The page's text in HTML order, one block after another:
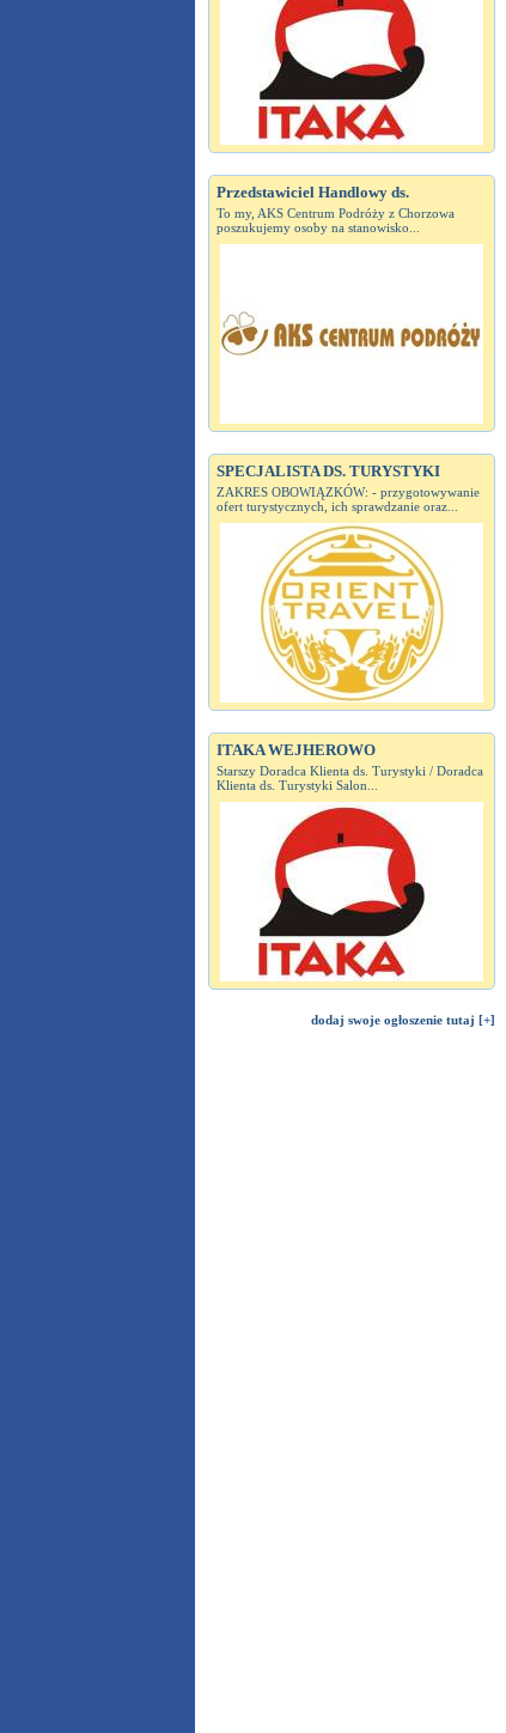
Przedstawiciel Handlowy ds.
To my, AKS Centrum Podróży z Chorzowa
poszukujemy osoby na stanowisko...
SPECJALISTA DS. TURYSTYKI
ZAKRES OBOWIĄZKÓW: - przygotowywanie
ofert turystycznych, ich sprawdzanie oraz...
ITAKA WEJHEROWO
Starszy Doradca Klienta ds. Turystyki / Doradca
Klienta ds. Turystyki Salon...
dodaj swoje ogłoszenie tutaj [+]